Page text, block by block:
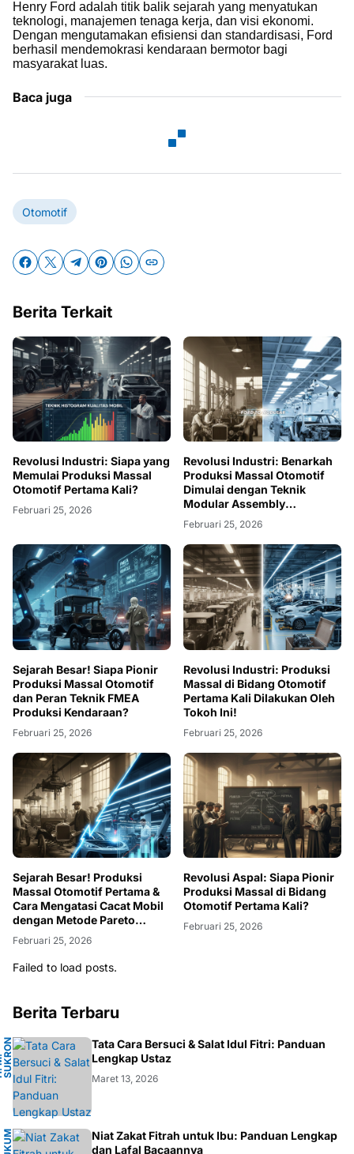
Henry Ford adalah titik balik sejarah yang menyatukan
teknologi, manajemen tenaga kerja, dan visi ekonomi.
Dengan mengutamakan efisiensi dan standardisasi, Ford
berhasil mendemokrasi kendaraan bermotor bagi
masyarakat luas.
Baca juga
Otomotif
Berita Terkait
Revolusi Industri: Siapa yang
Memulai Produksi Massal
Otomotif Pertama Kali?
Februari 25, 2026
Revolusi Industri: Benarkah
Produksi Massal Otomotif
Dimulai dengan Teknik
Modular Assembly
Kendaraan?
Februari 25, 2026
Sejarah Besar! Siapa Pionir
Produksi Massal Otomotif
dan Peran Teknik FMEA
Produksi Kendaraan?
Februari 25, 2026
Revolusi Industri: Produksi
Massal di Bidang Otomotif
Pertama Kali Dilakukan Oleh
Tokoh Ini!
Februari 25, 2026
Sejarah Besar! Produksi
Massal Otomotif Pertama &
Cara Mengatasi Cacat Mobil
dengan Metode Pareto
Analysis
Februari 25, 2026
Revolusi Aspal: Siapa Pionir
Produksi Massal di Bidang
Otomotif Pertama Kali?
Februari 25, 2026
Failed to load posts.
Berita Terbaru
NA
Tata Cara Bersuci & Salat Idul Fitri: Panduan
Lengkap Ustaz
Maret 13, 2026
Niat Zakat Fitrah untuk Ibu: Panduan Lengkap
dan Lafal Bacaannya